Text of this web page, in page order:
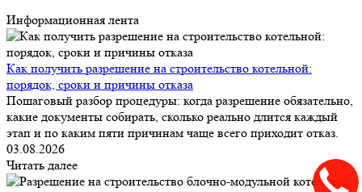
Информационная лента
Как получить разрешение на строительство котельной:
порядок, сроки и причины отказа
Пошаговый разбор процедуры: когда разрешение обязательно,
какие документы собирать, сколько реально длится каждый
этап и по каким пяти причинам чаще всего приходит отказ.
03.08.2026
Читать далее